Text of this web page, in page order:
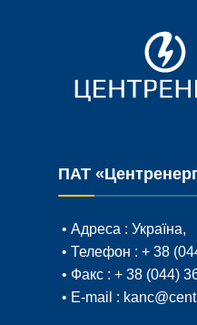
ПАТ
• Адреса : Україна,
• Телефон : + 38
• Факс : + 38 (044)
• E-mail :